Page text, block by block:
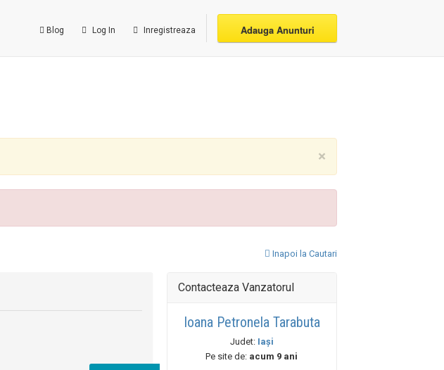
Blog Log In Inregistreaza Adauga Anunturi
×
Inapoi la Cautari
Contacteaza Vanzatorul
Ioana Petronela Tarabuta
Judet: Iaşi
Pe site de: acum 9 ani